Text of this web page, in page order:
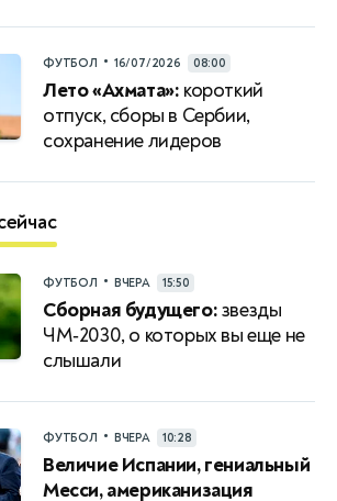
ФУТБОЛ • 16/07/2026 08:00
Лето «Ахмата»: короткий
отпуск, сборы в Сербии,
сохранение лидеров
ФУТБОЛ • ВЧЕРА 15:50
Сборная будущего:звезды
ЧМ‑2030, о которых вы еще не
слышали
ФУТБОЛ • ВЧЕРА 10:28
Величие Испании, гениальный
Месси, американизация